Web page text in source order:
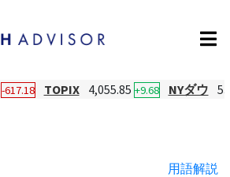
-617.18 TOPIX 4,055.85 +9.68 NYダウ
用語解説